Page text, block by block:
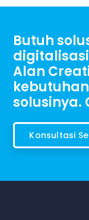
Butuh
Alan
solusinya.
Konsultasi